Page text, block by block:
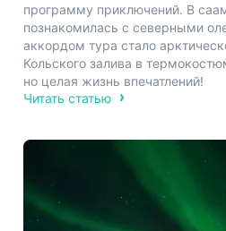
программу приключений. В
познакомилась с северными
аккордом тура стало
Кольского залива в
но целая жизнь впечатлений!
Читать статью